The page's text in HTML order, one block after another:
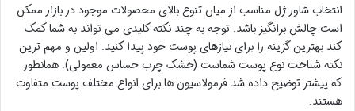
انتخاب شاور ژل مناسب از میان تنوع بالای محصولات موجود در بازار ممکن
است چالش برانگیز باشد. توجه به چند نکته کلیدی می تواند به شما کمک
کند بهترین گزینه را برای نیازهای پوست خود پیدا کنید. اولین و مهم ترین
نکته شناخت نوع پوست شماست (خشک چرب حساس معمولی). همانطور
که پیشتر توضیح داده شد فرمولاسیون ها برای انواع مختلف پوست متفاوت
هستند.